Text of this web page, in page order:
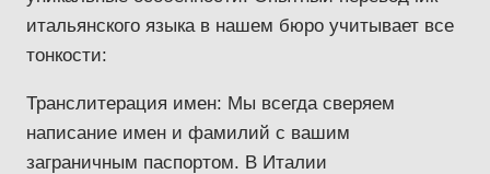
итальянского языка в нашем бюро учитывает все
тонкости:
Транслитерация имен: Мы всегда сверяем
написание имен и фамилий с вашим
заграничным паспортом. В Италии